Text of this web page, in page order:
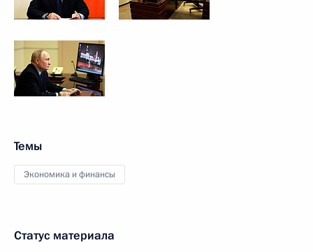
Темы
Экономика и финансы
Статус материала